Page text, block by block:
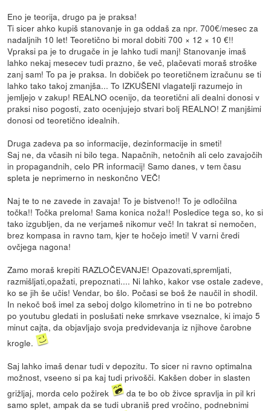
Eno je teorija, drugo pa je praksa!
Ti sicer ahko kupiš stanovanje in ga oddaš za npr. 700€/mesec za
nadaljnih 10 let! Teoretično bi moral dobiti 700 × 12 × 10 €!!
Vpraksi pa je to drugače in je lahko tudi manj! Stanovanje imaš
lahko nekaj mesecev tudi prazno, še več, plačevati moraš stroške
zanj sam! To pa je praksa. In dobiček po teoretičnem izračunu se ti
lahko tako takoj zmanjša... To IZKUŠENI vlagatelji razumejo in
jemljejo v zakup! REALNO ocenijo, da teoretični ali dealni donosi v
praksi niso pogosti, zato ocenjujejo stvari bolj REALNO! Z manjšimi
donosi od teoretično idealnih.
Druga zadeva pa so informacije, dezinformacije in smeti!
Saj ne, da včasih ni bilo tega. Napačnih, netočnih ali celo zavajočih
in propagandnih, celo PR informacij! Samo danes, v tem času
spleta je neprimerno in neskončno VEČ!
Naj te to ne zavede in zavaja! To je bistveno!! To je odločilna
točka!! Točka preloma! Sama konica noža!! Posledice tega so, ko si
tako izgubljen, da ne verjameš nikomur več! In takrat si nemočen,
brez kompasa in ravno tam, kjer te hočejo imeti! V varni čredi
ovčjega nagona!
Zamo moraš krepiti RAZLOČEVANJE! Opazovati,spremljati,
razmišljati,opažati, prepoznati.... Ni lahko, kakor vse ostale zadeve,
ko se jih še učis! Vendar, bo šlo. Počasi se boš že naučil in shodil.
In nekoč boš imel za seboj dolgo kilometrino in ti ne bo potrebno
po youtubu gledati in poslušati neke smrkave vseznalce, ki imajo 5
minut cajta, da objavljajo svoja predvidevanja iz njihove čarobne
krogle.
Saj lahko imaš denar tudi v depozitu. To sicer ni ravno optimalna
možnost, vseeno si pa kaj tudi privošči. Kakšen dober in slasten
grižljaj, morda celo požirek
da te bo ob živce spravlja in pil kri
samo splet, ampak da se tudi ubraniš pred vročino, podnebnimi